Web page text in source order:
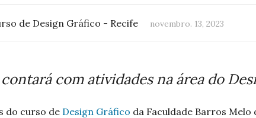
de Design Gráfico - Recife novembro. 13, 2023
com atividades na área do
do curso de Design Gráfico da Faculdade Barros